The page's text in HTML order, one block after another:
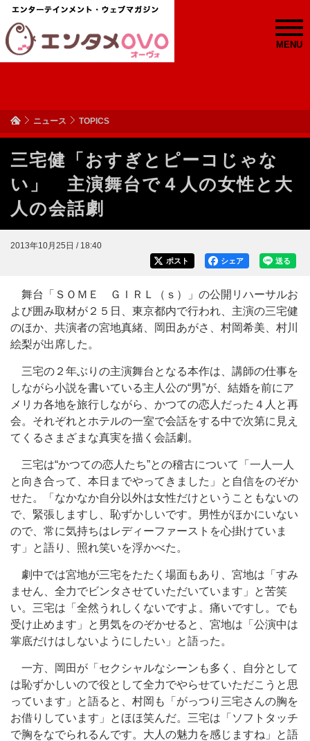
MENU
ニュース TOPICS
三宅健「おすぎとピーコじゃな
い」 主演舞台で４人の女性と大
人の会話劇
2013年10月25日 / 18:40
送る
シェア
ポスト
舞台「ＳＯＭＥ ＧＩＲＬ（ｓ）」の公開リハーサルお
よび囲み取材が２５日、東京都内で行われ、主演の三宅健
のほか、共演者の宮地真緒、岡田あがさ、村岡希美、村川
絵梨が出席した。
三宅の２年ぶりの主演舞台となる本作は、講師の仕事を
しながら小説を書いている主人公の“男”が、結婚を前にア
メリカ各地を旅行しながら、かつての恋人だった４人と再
会。それぞれとホテルの一室で会話をする中で次第に見え
てくるさまざまな真実を描く会話劇。
三宅は“かつての恋人たち”との稽古について「一人一人
と向き合って、本日までやってきました」と自信をのぞか
せた。「なかなか自分以外は女性だけということもないの
で、緊張しますし、恥ずかしいです。男性がほかにいない
ので、常に気持ちはレディーファーストを心掛けていま
す」と語り、照れ笑いを浮かべた。
劇中では宮地が三宅をたたく場面もあり、宮地は「すみ
ません、全力でビンタさせていただいています」と苦笑
い。三宅は「全然うれしくないですよ。痛いですし。でも
受け止めます」と男気をのぞかせると、宮地は「公演中は
掌底だけはしないようにしたい」と語った。
一方、岡田が「セクシャルなシーンも多く、自分として
は恥ずかしいので役として全力でやらせていただこうと思
っています」と語ると、村岡も「がっつり三宅さんの胸を
お借りしています」とほほ笑んだ。三宅は「ソフトタッチ
で胸をなでられるんです。大人の魅力を感じますね」と語